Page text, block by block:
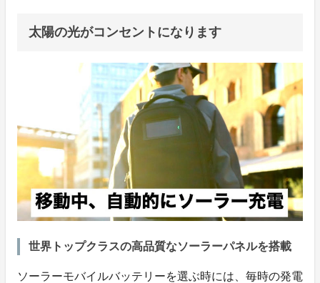
太陽の光がコンセントになります
世界トップクラスの高品質なソーラーパネルを搭載
ソーラーモバイルバッテリーを選ぶ時には、毎時の発電